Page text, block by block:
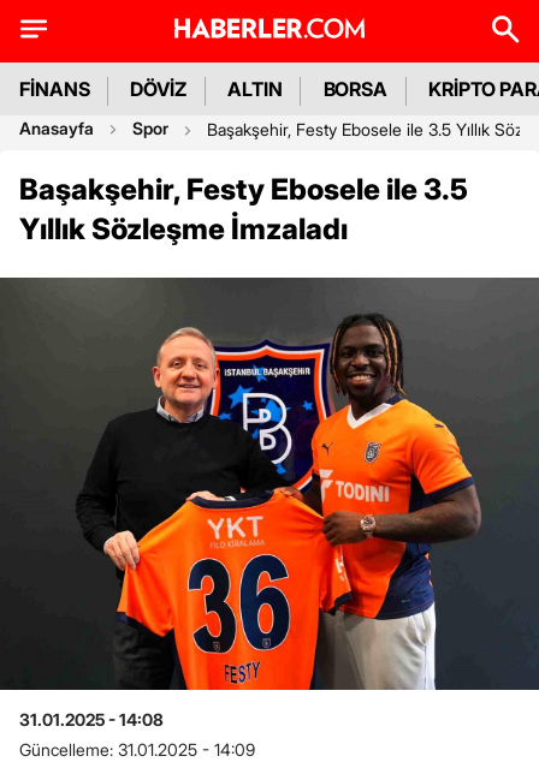
FİNANS DÖVİZ ALTIN BORSA KRİPTO
Anasayfa Spor Başakşehir, Festy Ebosele ile 3.5 Yıllık
Başakşehir, Festy Ebosele ile 3.5
Yıllık Sözleşme İmzaladı
31.01.2025 - 14:08
Güncelleme: 31.01.2025 - 14:09